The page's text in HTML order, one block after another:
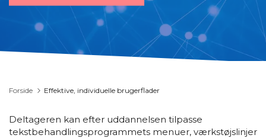
Forside Effektive, individuelle brugerflader
Deltageren kan efter uddannelsen tilpasse
tekstbehandlingsprogrammets menuer, værkstøjslinjer